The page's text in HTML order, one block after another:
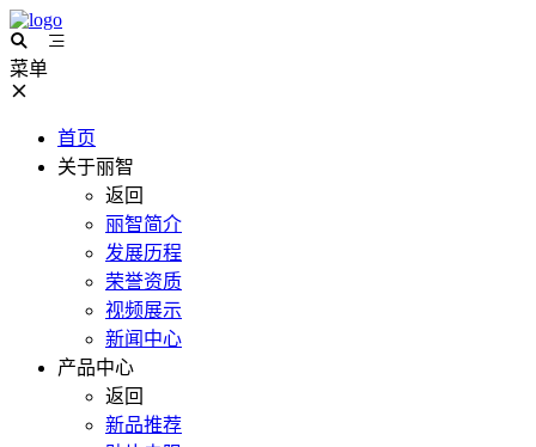
菜单
首页
关于丽智
返回
丽智简介
发展历程
荣誉资质
视频展示
新闻中心
产品中心
返回
新品推荐